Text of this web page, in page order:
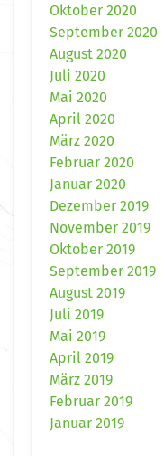
Oktober 2020
September 2020
August 2020
Juli 2020
Mai 2020
April 2020
März 2020
Februar 2020
Januar 2020
Dezember 2019
November 2019
Oktober 2019
September 2019
August 2019
Juli 2019
Mai 2019
April 2019
März 2019
Februar 2019
Januar 2019